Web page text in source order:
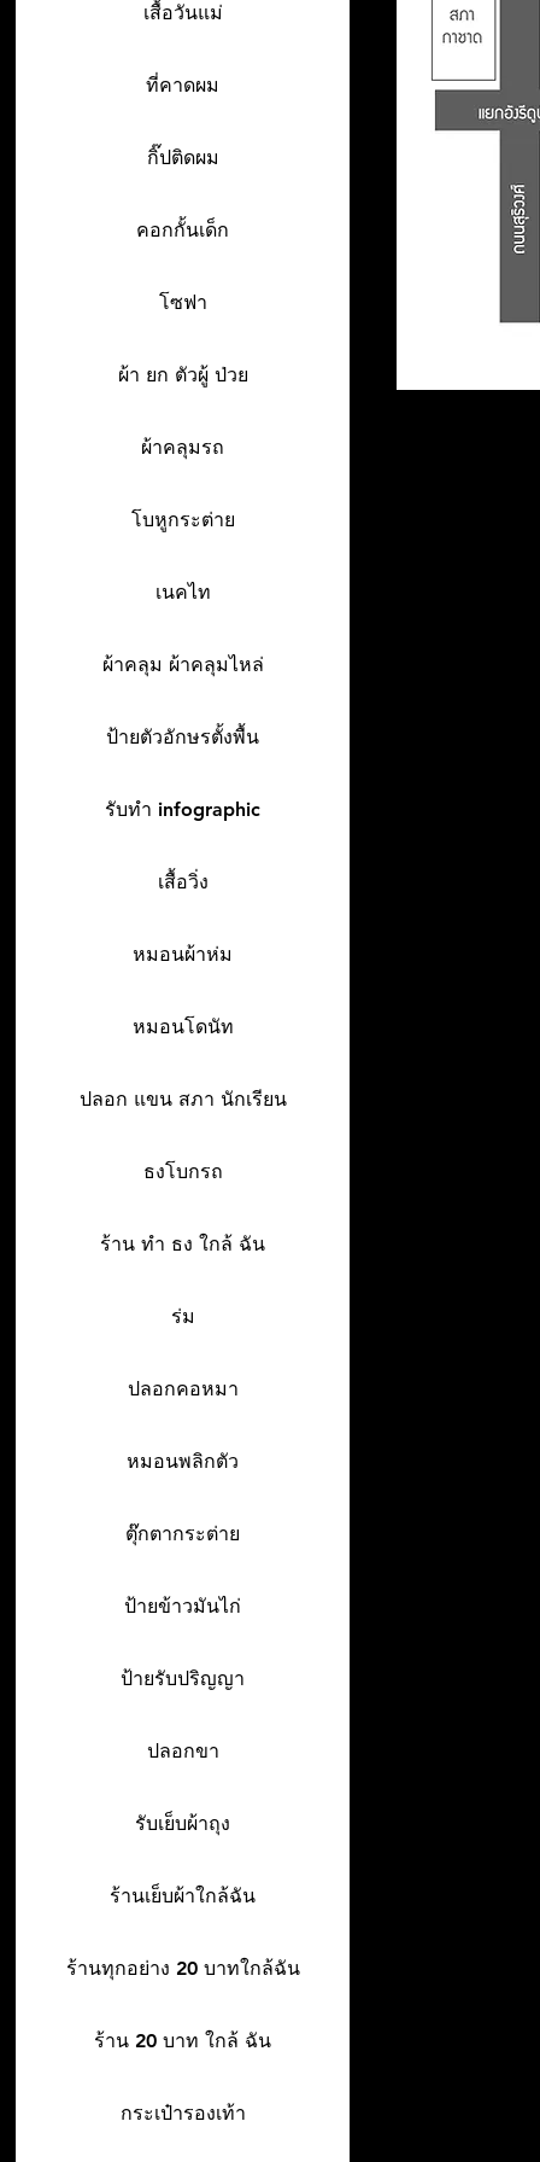
เสื้อวันแม่
ที่คาดผม
กิ๊ปติดผม
คอกกั้นเด็ก
โซฟา
ผ้า ยก ตัวผู้ ป่วย
ผ้าคลุมรถ
โบหูกระต่าย
เนคไท
ผ้าคลุม ผ้าคลุมไหล่
ป้ายตัวอักษรตั้งพื้น
รับทำ infographic
เสื้อวิ่ง
หมอนผ้าห่ม
หมอนโดนัท
ปลอก แขน สภา นักเรียน
ธงโบกรถ
ร้าน ทํา ธง ใกล้ ฉัน
ร่ม
ปลอกคอหมา
หมอนพลิกตัว
ตุ๊กตากระต่าย
ป้ายข้าวมันไก่
ป้ายรับปริญญา
ปลอกขา
รับเย็บผ้าถุง
ร้านเย็บผ้าใกล้ฉัน
ร้านทุกอย่าง 20 บาทใกล้ฉัน
ร้าน 20 บาท ใกล้ ฉัน
กระเป๋ารองเท้า